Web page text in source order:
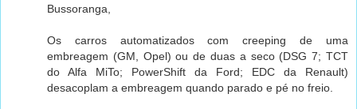
Bussoranga,
Os carros automatizados com creeping de uma
embreagem (GM, Opel) ou de duas a seco (DSG 7; TCT
do Alfa MiTo; PowerShift da Ford; EDC da Renault)
desacoplam a embreagem quando parado e pé no freio.